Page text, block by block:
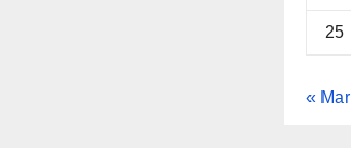
25
« Mar